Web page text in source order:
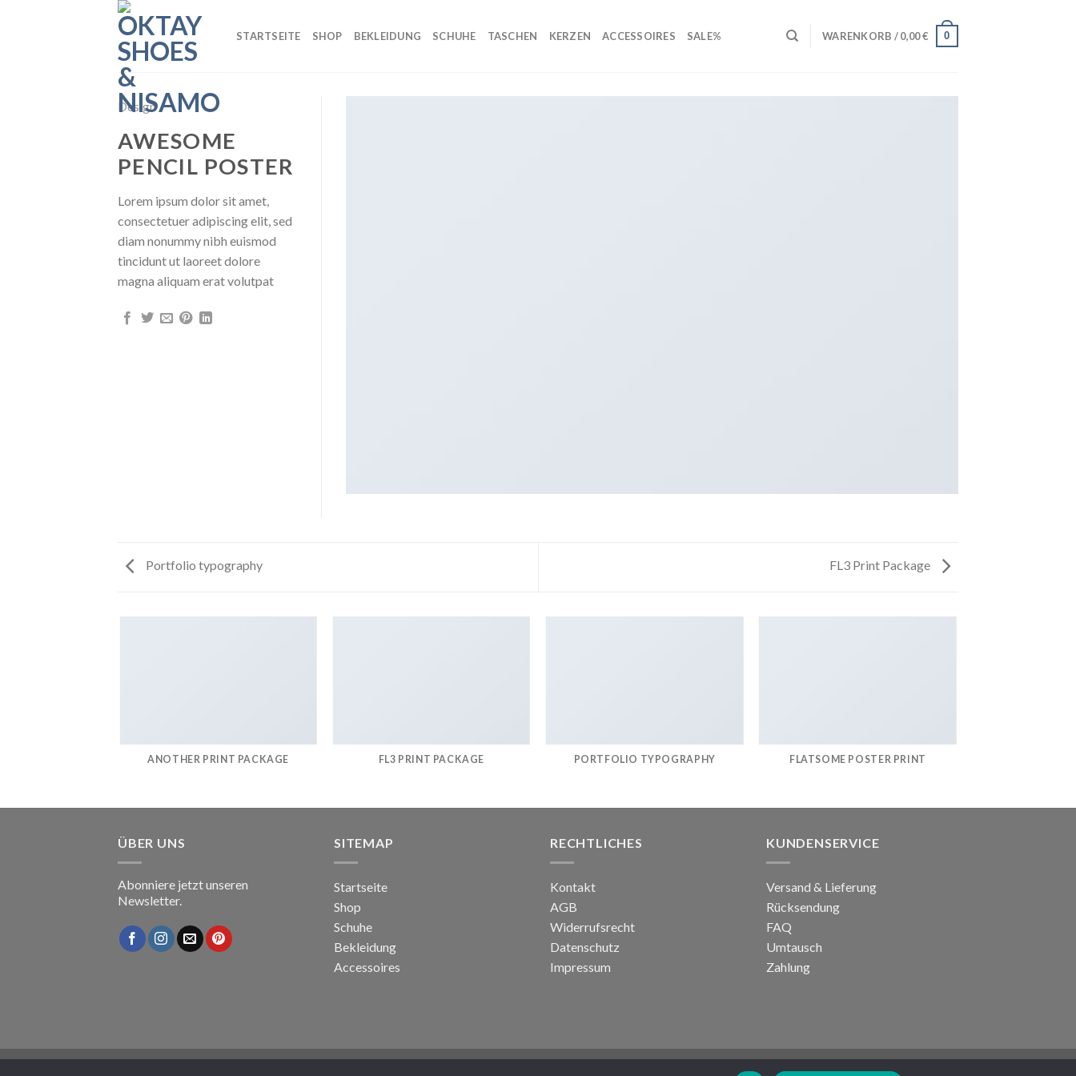
STARTSEITE SHOP BEKLEIDUNG SCHUHE TASCHEN KERZEN ACCESSOIRES SALE% WARENKORB /0,00€ 0
Design
AWESOME
PENCIL POSTER
Lorem ipsum dolor sit amet,
consectetuer adipiscing elit, sed
diam nonummy nibh euismod
tincidunt ut laoreet dolore
magna aliquam erat volutpat
Portfolio typography FL3 Print Package
ANOTHER PRINT PACKAGE FL3 PRINT PACKAGE PORTFOLIO TYPOGRAPHY FLATSOME POSTER PRINT
ÜBER UNS
Abonniere jetzt unseren
Newsletter.
SITEMAP
Startseite
Shop
Schuhe
Bekleidung
Accessoires
RECHTLICHES
Kontakt
AGB
Widerrufsrecht
Datenschutz
Impressum
KUNDENSERVICE
Versand & Lieferung
Rücksendung
FAQ
Umtausch
Zahlung